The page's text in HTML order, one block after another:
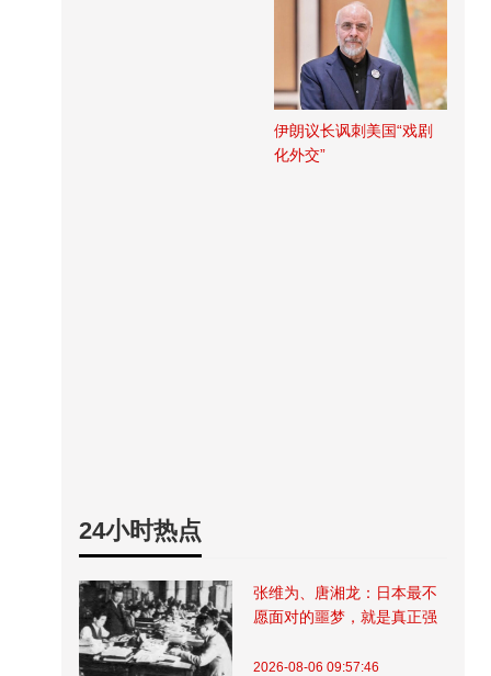
伊朗议长讽刺美国“戏剧
化外交”
24小时热点
张维为、唐湘龙：日本最不
愿面对的噩梦，就是真正强
2026-08-06 09:57:46